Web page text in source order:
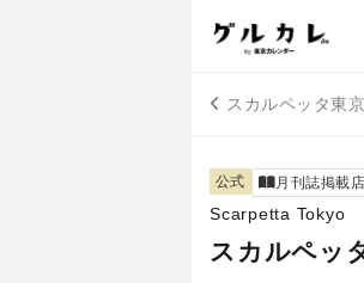
スカルペッタ東
公式 月刊誌掲載店
Scarpetta Tokyo
スカルペッ